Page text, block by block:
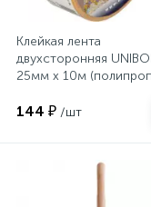
Клейкая лента
двухсторонняя
25мм х 10м
144 ₽ /шт